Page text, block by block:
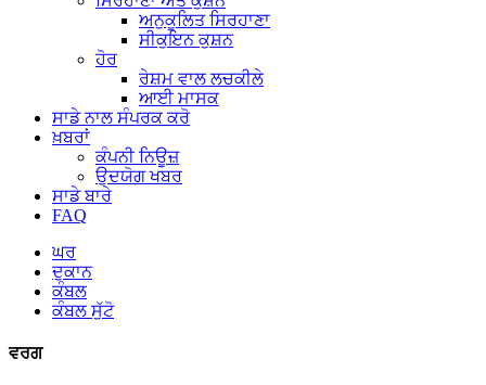
ਅਨੁਕੂਲਿਤ ਸਿਰਹਾਣਾ
ਸੀਕੁਇਨ ਕੁਸ਼ਨ
ਹੋਰ
ਰੇਸ਼ਮ ਵਾਲ ਲਚਕੀਲੇ
ਆਈ ਮਾਸਕ
ਸਾਡੇ ਨਾਲ ਸੰਪਰਕ ਕਰੋ
ਖ਼ਬਰਾਂ
ਕੰਪਨੀ ਨਿਊਜ਼
ਉਦਯੋਗ ਖਬਰ
ਸਾਡੇ ਬਾਰੇ
FAQ
ਘਰ
ਦੁਕਾਨ
ਕੰਬਲ
ਕੰਬਲ ਸੁੱਟੋ
ਵਰਗ